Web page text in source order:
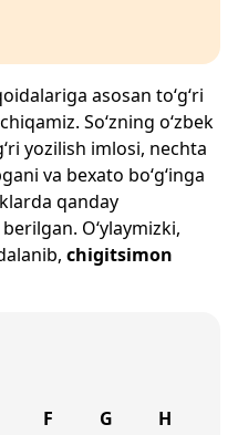
asosan to‘g‘ri
So‘zning o‘zbek
yozilish imlosi, nechta
va bexato bo‘g‘inga
qanday
O‘ylaymizki,
chigitsimon
F G H